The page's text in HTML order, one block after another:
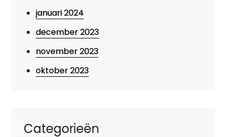
januari 2024
december 2023
november 2023
oktober 2023
Categorieën